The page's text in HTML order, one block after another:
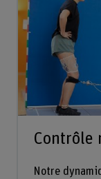
Contrôle
Notre